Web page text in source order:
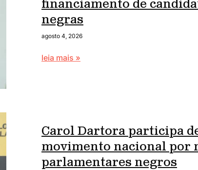
financiamento de
negras
agosto 4, 2026
leia mais »
Carol Dartora participa
movimento nacional por
parlamentares negros